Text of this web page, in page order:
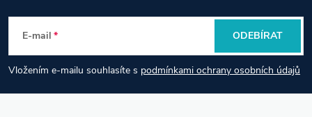
p
a
t
E-mail
Vložením e-mailu souhlasíte s podmínkami ochrany osobních údajů
ODEBÍRAT